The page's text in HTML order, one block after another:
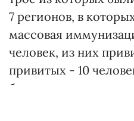
7 регионов, в
массовая
человек, из них
привитых - 10
более раз.
В 1995 г. от